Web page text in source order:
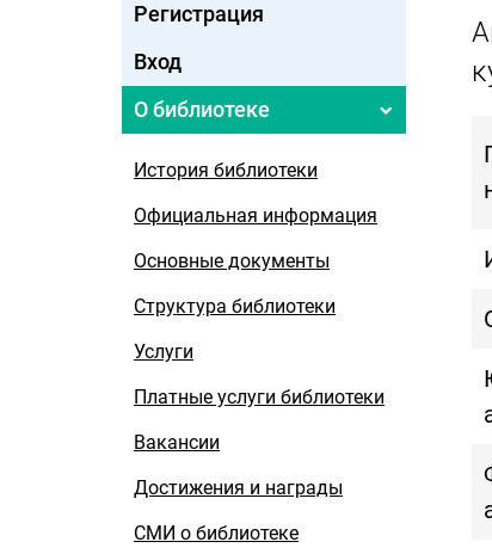
Регистрация
Вход
О библиотеке
История библиотеки
Официальная информация
Основные документы
Структура библиотеки
Услуги
Платные услуги библиотеки
Вакансии
Достижения и награды
СМИ о библиотеке